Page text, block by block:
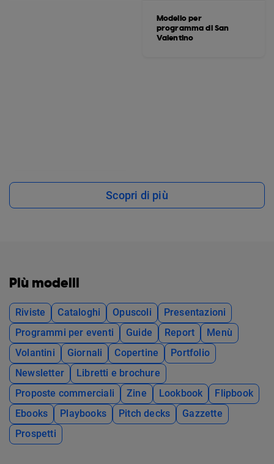
Modello per
programma di San
Valentino
Scopri di più
Più modelli
Riviste Cataloghi Opuscoli
Presentazioni
Programmi per eventi
Guide Report
Menù
Volantini
Giornali Copertine
Portfolio
Newsletter
Libretti e brochure
Proposte commerciali
Zine Lookbook
Flipbook
Ebooks
Playbooks Pitch decks
Gazzette
Prospetti